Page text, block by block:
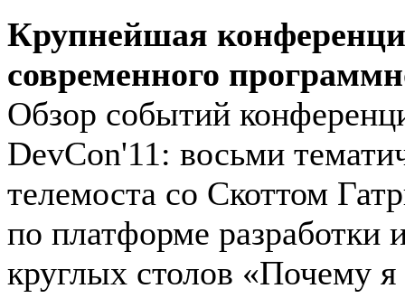
Крупнейшая
современного
Обзор событий
DevCon'11: восьми
телемоста со Скоттом
по платформе разработки
круглых столов «Почему я